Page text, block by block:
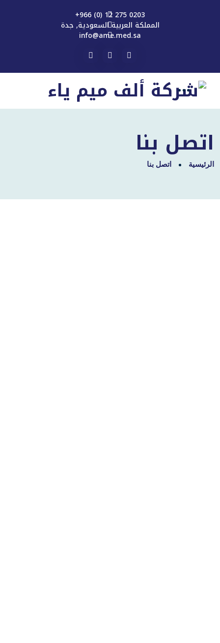
0203 275 12 (0) 966+
المملكة العربية السعودية, جدة
info@ame.med.sa
اتصل بنا
الرئيسية اتصل بنا